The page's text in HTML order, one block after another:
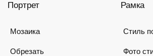
Портрет
Мозаика
Обрезать
Рамка
Стиль
Фото